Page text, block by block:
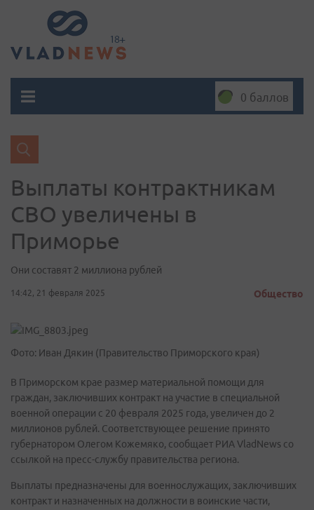
0 баллов
Выплаты контрактникам
СВО увеличены в
Приморье
Они составят 2 миллиона рублей
14:42, 21 февраля 2025 Общество
Фото: Иван Дякин (Правительство Приморского края)
В Приморском крае размер материальной помощи для
граждан, заключивших контракт на участие в специальной
военной операции с 20 февраля 2025 года, увеличен до 2
миллионов рублей. Соответствующее решение принято
губернатором Олегом Кожемяко, сообщает РИА VladNews со
ссылкой на пресс-службу правительства региона.
Выплаты предназначены для военнослужащих, заключивших
контракт и назначенных на должности в воинские части,